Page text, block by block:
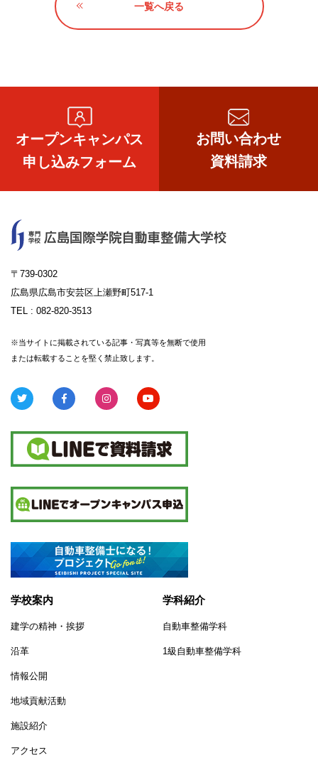
一覧へ戻る
オープンキャンパス
申し込みフォーム
お問い合わせ
資料請求
〒739-0302
広島県広島市安芸区上瀬野町517-1
TEL : 082-820-3513
※当サイトに掲載されている記事・写真等を無断で使用
または転載することを堅く禁止致します。
学校案内
建学の精神・挨拶
沿革
情報公開
地域貢献活動
施設紹介
アクセス
学科紹介
自動車整備学科
1級自動車整備学科